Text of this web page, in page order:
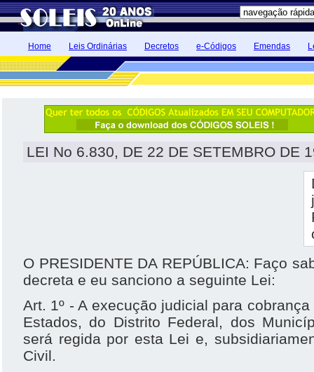
Home Leis Ordinárias Decretos e-Códigos Emendas
LEI No 6.830, DE 22 DE SETEMBRO DE
O PRESIDENTE DA REPÚBLICA: Faço
decreta e eu sanciono a seguinte Lei:
Art. 1º - A execução judicial para
Estados, do Distrito Federal, dos
será regida por esta Lei e,
Civil.